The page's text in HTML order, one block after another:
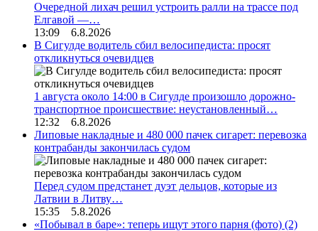
Очередной лихач решил устроить ралли на трассе под
Елгавой —…
13:09 6.8.2026
В Сигулде водитель сбил велосипедиста: просят
откликнуться очевидцев
1 августа около 14:00 в Сигулде произошло дорожно-
транспортное происшествие: неустановленный…
12:32 6.8.2026
Липовые накладные и 480 000 пачек сигарет: перевозка
контрабанды закончилась судом
Перед судом предстанет дуэт дельцов, которые из
Латвии в Литву…
15:35 5.8.2026
«Побывал в баре»: теперь ищут этого парня (фото) (2)